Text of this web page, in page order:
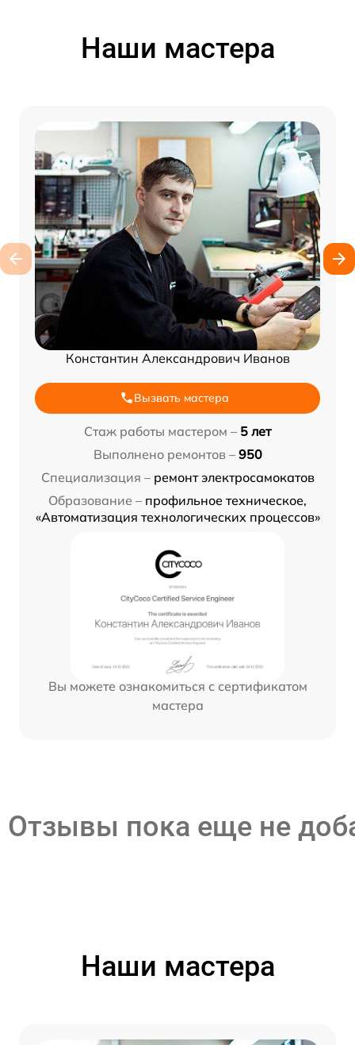
Наши мастера
Константин Александрович Иванов
Вызвать мастера
Стаж работы мастером – 5 лет
Выполнено ремонтов – 950
Специализация – ремонт электросамокатов
Образование – профильное техническое,
«Автоматизация технологических процессов»
Вы можете ознакомиться с сертификатом
мастера
Отзывы пока еще не
Наши мастера